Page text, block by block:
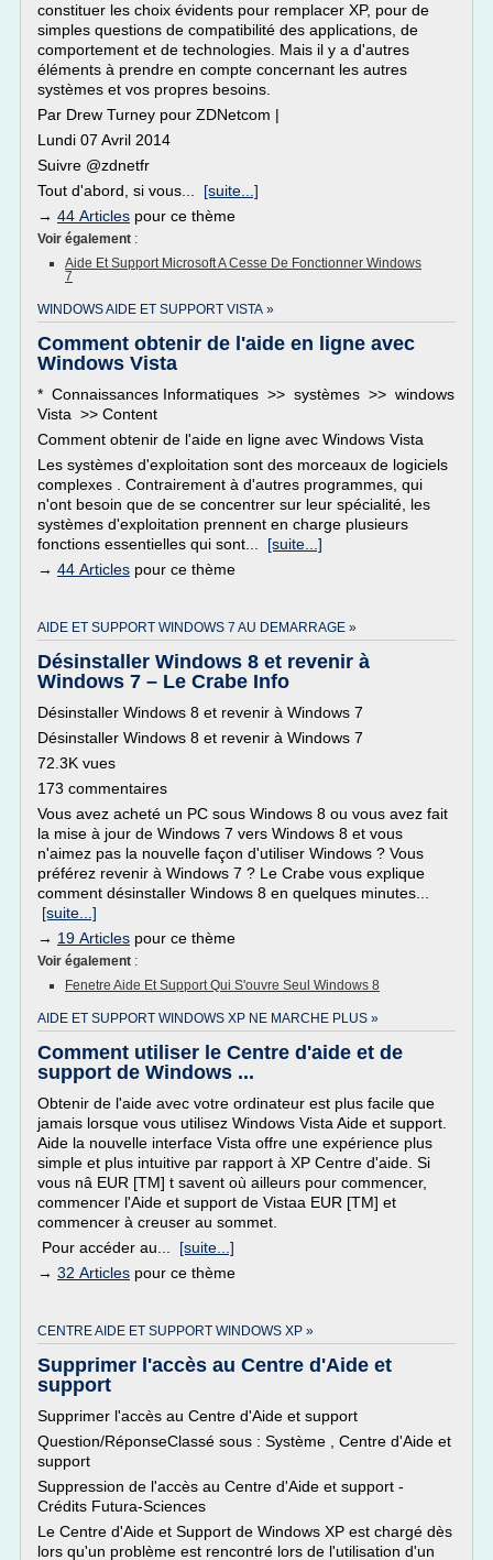
constituer les choix évidents pour remplacer XP, pour de
simples questions de compatibilité des applications, de
comportement et de technologies. Mais il y a d'autres
éléments à prendre en compte concernant les autres
systèmes et vos propres besoins.
Par Drew Turney pour ZDNetcom |
Lundi 07 Avril 2014
Suivre @zdnetfr
Tout d'abord, si vous... [suite...]
→ 44 Articles pour ce thème
Voir également :
Aide Et Support Microsoft A Cesse De Fonctionner Windows
7
WINDOWS AIDE ET SUPPORT VISTA »
Comment obtenir de l'aide en ligne avec
Windows Vista
* Connaissances Informatiques >> systèmes >> windows
Vista >> Content
Comment obtenir de l'aide en ligne avec Windows Vista
Les systèmes d'exploitation sont des morceaux de logiciels
complexes . Contrairement à d'autres programmes, qui
n'ont besoin que de se concentrer sur leur spécialité, les
systèmes d'exploitation prennent en charge plusieurs
fonctions essentielles qui sont... [suite...]
→ 44 Articles pour ce thème
AIDE ET SUPPORT WINDOWS 7 AU DEMARRAGE »
Désinstaller Windows 8 et revenir à
Windows 7 – Le Crabe Info
Désinstaller Windows 8 et revenir à Windows 7
Désinstaller Windows 8 et revenir à Windows 7
72.3K vues
173 commentaires
Vous avez acheté un PC sous Windows 8 ou vous avez fait
la mise à jour de Windows 7 vers Windows 8 et vous
n'aimez pas la nouvelle façon d'utiliser Windows ? Vous
préférez revenir à Windows 7 ? Le Crabe vous explique
comment désinstaller Windows 8 en quelques minutes...
[suite...]
→ 19 Articles pour ce thème
Voir également :
Fenetre Aide Et Support Qui S'ouvre Seul Windows 8
AIDE ET SUPPORT WINDOWS XP NE MARCHE PLUS »
Comment utiliser le Centre d'aide et de
support de Windows ...
Obtenir de l'aide avec votre ordinateur est plus facile que
jamais lorsque vous utilisez Windows Vista Aide et support.
Aide la nouvelle interface Vista offre une expérience plus
simple et plus intuitive par rapport à XP Centre d'aide. Si
vous nâ EUR [TM] t savent où ailleurs pour commencer,
commencer l'Aide et support de Vistaa EUR [TM] et
commencer à creuser au sommet.
Pour accéder au... [suite...]
→ 32 Articles pour ce thème
CENTRE AIDE ET SUPPORT WINDOWS XP »
Supprimer l'accès au Centre d'Aide et
support
Supprimer l'accès au Centre d'Aide et support
Question/RéponseClassé sous : Système , Centre d'Aide et
support
Suppression de l'accès au Centre d'Aide et support -
Crédits Futura-Sciences
Le Centre d'Aide et Support de Windows XP est chargé dès
lors qu'un problème est rencontré lors de l'utilisation d'un